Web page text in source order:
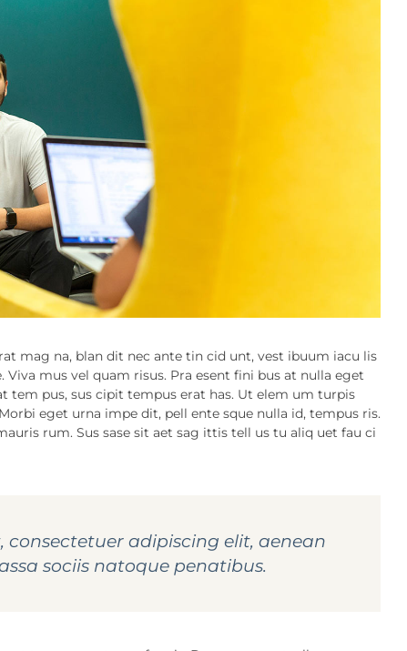
mag na, blan dit nec ante tin cid unt, vest ibuum iacu lis
mus vel quam risus. Pra esent fini bus at nulla eget
tem pus, sus cipit tempus erat has. Ut elem um turpis
eget urna impe dit, pell ente sque nulla id, tempus ris.
rum. Sus sase sit aet sag ittis tell us tu aliq uet fau ci
consectetuer adipiscing elit, aenean
sociis natoque penatibus.